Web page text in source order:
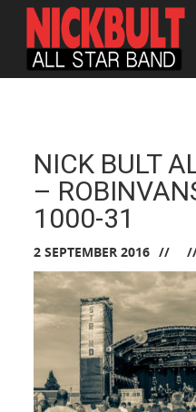
NICK BULT
–
1000-31
2 SEPTEMBER 2016